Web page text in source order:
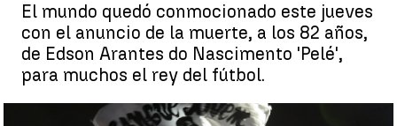
El mundo quedó conmocionado este jueves
con el anuncio de la muerte, a los 82 años,
de Edson Arantes do Nascimento 'Pelé',
para muchos el rey del fútbol.
El mundo rinde homenaje al eterno 10 de Brasil, Pelé |